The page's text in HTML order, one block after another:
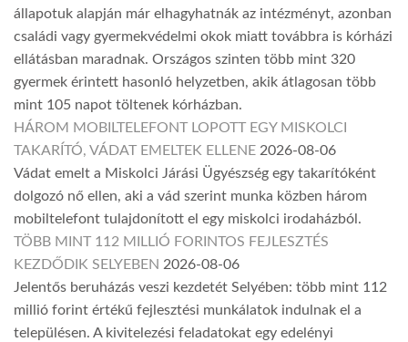
állapotuk alapján már elhagyhatnák az intézményt, azonban
családi vagy gyermekvédelmi okok miatt továbbra is kórházi
ellátásban maradnak. Országos szinten több mint 320
gyermek érintett hasonló helyzetben, akik átlagosan több
mint 105 napot töltenek kórházban.
HÁROM MOBILTELEFONT LOPOTT EGY MISKOLCI
TAKARÍTÓ, VÁDAT EMELTEK ELLENE 2026-08-06
Vádat emelt a Miskolci Járási Ügyészség egy takarítóként
dolgozó nő ellen, aki a vád szerint munka közben három
mobiltelefont tulajdonított el egy miskolci irodaházból.
TÖBB MINT 112 MILLIÓ FORINTOS FEJLESZTÉS
KEZDŐDIK SELYEBEN 2026-08-06
Jelentős beruházás veszi kezdetét Selyében: több mint 112
millió forint értékű fejlesztési munkálatok indulnak el a
településen. A kivitelezési feladatokat egy edelényi